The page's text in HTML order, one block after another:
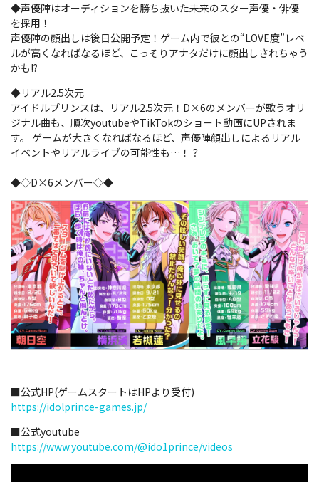
◆声優陣はオーディションを勝ち抜いた未来のスター声優・俳優
を採用！
声優陣の顔出しは後日公開予定！ゲーム内で彼との“LOVE度”レベ
ルが高くなればなるほど、こっそりアナタだけに顔出しされちゃう
かも!?
◆リアル2.5次元
アイドルプリンスは、リアル2.5次元！D×6のメンバーが歌うオリ
ジナル曲も、順次youtubeやTikTokのショート動画にUPされま
す。 ゲームが大きくなればなるほど、声優陣顔出しによるリアル
イベントやリアルライブの可能性も…！？
◆◇D×6メンバー◇◆
■公式HP(ゲームスタートはHPより受付)
https://idolprince-games.jp/
■公式youtube
https://www.youtube.com/@ido1prince/videos